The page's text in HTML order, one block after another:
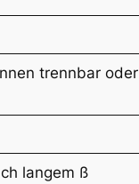
trennbar oder
langem ß